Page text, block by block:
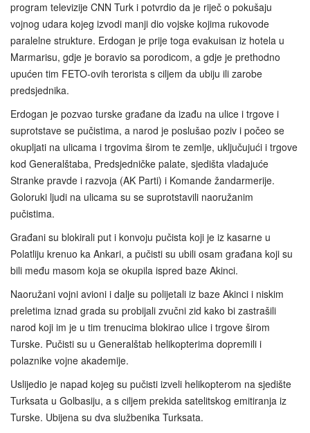
program televizije CNN Turk i potvrdio da je riječ o pokušaju
vojnog udara kojeg izvodi manji dio vojske kojima rukovode
paralelne strukture. Erdogan je prije toga evakuisan iz hotela u
Marmarisu, gdje je boravio sa porodicom, a gdje je prethodno
upućen tim FETO-ovih terorista s ciljem da ubiju ili zarobe
predsjednika.
Erdogan je pozvao turske građane da izađu na ulice i trgove i
suprotstave se pučistima, a narod je poslušao poziv i počeo se
okupljati na ulicama i trgovima širom te zemlje, uključujući i trgove
kod Generalštaba, Predsjedničke palate, sjedišta vladajuće
Stranke pravde i razvoja (AK Parti) i Komande žandarmerije.
Goloruki ljudi na ulicama su se suprotstavili naoružanim
pučistima.
Građani su blokirali put i konvoju pučista koji je iz kasarne u
Polatliju krenuo ka Ankari, a pučisti su ubili osam građana koji su
bili među masom koja se okupila ispred baze Akinci.
Naoružani vojni avioni i dalje su polijetali iz baze Akinci i niskim
preletima iznad grada su probijali zvučni zid kako bi zastrašili
narod koji im je u tim trenucima blokirao ulice i trgove širom
Turske. Pučisti su u Generalštab helikopterima dopremili i
polaznike vojne akademije.
Uslijedio je napad kojeg su pučisti izveli helikopterom na sjedište
Turksata u Golbasiju, a s ciljem prekida satelitskog emitiranja iz
Turske. Ubijena su dva službenika Turksata.